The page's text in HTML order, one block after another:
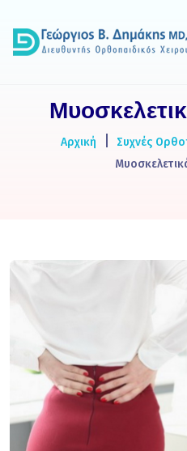
Αρχική
Συχνές